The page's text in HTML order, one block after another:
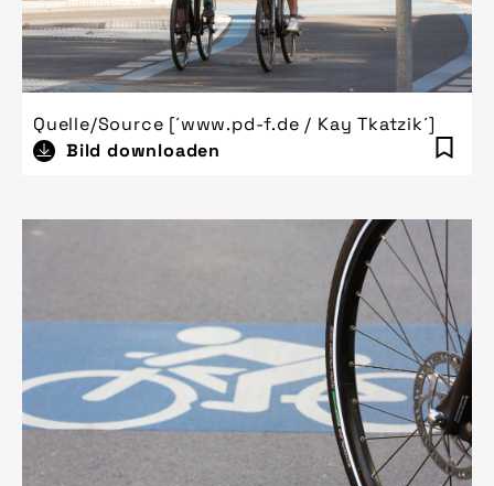
Quelle/Source [´www.pd-f.de / Kay Tkatzik´]
Bild downloaden